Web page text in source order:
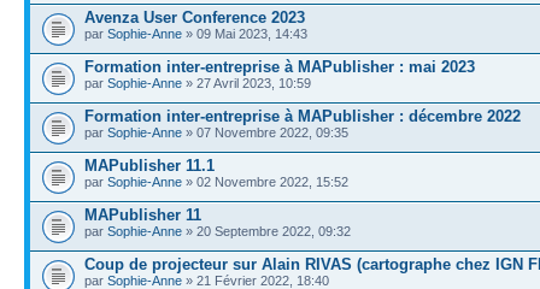
Avenza User Conference 2023
par Sophie-Anne » 09 Mai 2023, 14:43
Formation inter-entreprise à MAPublisher : mai 2023
par Sophie-Anne » 27 Avril 2023, 10:59
Formation inter-entreprise à MAPublisher : décembre 2022
par Sophie-Anne » 07 Novembre 2022, 09:35
MAPublisher 11.1
par Sophie-Anne » 02 Novembre 2022, 15:52
MAPublisher 11
par Sophie-Anne » 20 Septembre 2022, 09:32
Coup de projecteur sur Alain RIVAS (cartographe chez IGN
par Sophie-Anne » 21 Février 2022, 18:40